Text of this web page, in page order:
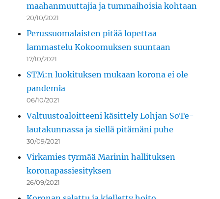
maahanmuuttajia ja tummaihoisia kohtaan
20/10/2021
Perussuomalaisten pitää lopettaa
lammastelu Kokoomuksen suuntaan
17/10/2021
STM:n luokituksen mukaan korona ei ole
pandemia
06/10/2021
Valtuustoaloitteeni käsittely Lohjan SoTe-
lautakunnassa ja siellä pitämäni puhe
30/09/2021
Virkamies tyrmää Marinin hallituksen
koronapassiesityksen
26/09/2021